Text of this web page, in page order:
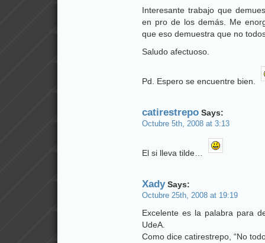
Interesante trabajo que
en pro de los demás. Me
que eso demuestra que no
Saludo afectuoso.
Pd. Espero se encuentre bien.
catirestrepo Says:
Octubre 5th, 2008 at 3:13
El si lleva tilde…
XadySays:
Octubre 25th, 2008 at 19:19
Excelente es la palabra para
UdeA.
Como dice catirestrepo, “No